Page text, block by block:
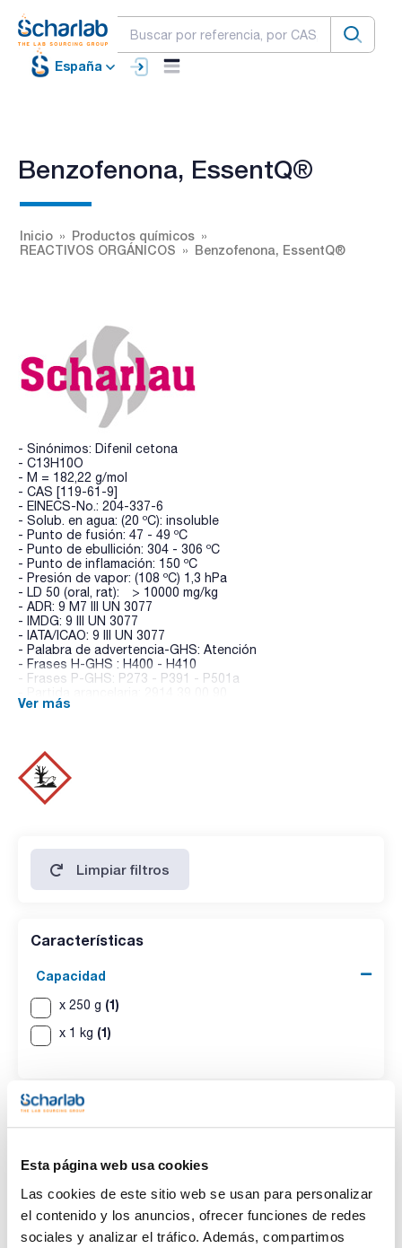
Esta página web usa cookies
Las cookies de este sitio web se usan para personalizar
el contenido y los anuncios, ofrecer funciones de redes
sociales y analizar el tráfico. Además, compartimos
España
Benzofenona, EssentQ®
Inicio
Productos químicos
REACTIVOS ORGÁNICOS
Benzofenona, EssentQ®
- Sinónimos: Difenil cetona
- C13H10O
- M = 182,22 g/mol
- CAS [119-61-9]
- EINECS-No.: 204-337-6
- Solub. en agua: (20 ºC): insoluble
- Punto de fusión: 47 - 49 ºC
- Punto de ebullición: 304 - 306 ºC
- Punto de inflamación: 150 ºC
- Presión de vapor: (108 ºC) 1,3 hPa
- LD 50 (oral, rat): > 10000 mg/kg
- ADR: 9 M7 III UN 3077
- IMDG: 9 III UN 3077
- IATA/ICAO: 9 III UN 3077
- Palabra de advertencia-GHS: Atención
- Frases H-GHS : H400 - H410
- Frases P-GHS: P273 - P391 - P501a
identidad (IR-spectrum): pasa test
resíduo de calcinación : max. 0,03 %
Ver más
Limpiar filtros
Características
Capacidad
x 250 g (1)
x 1 kg (1)
Capacidad
x 250 g